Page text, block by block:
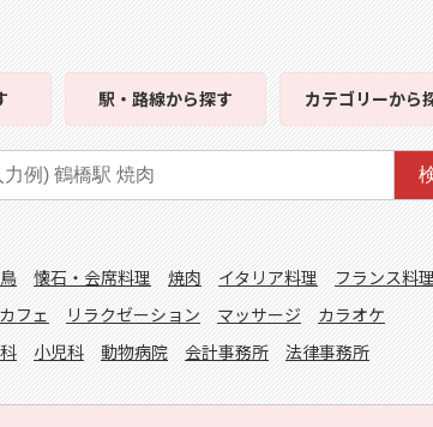
駅・路線から探す カテゴリーから
懐石・会席料理 焼肉 イタリア料理
フランス料理
フェ リラクゼーション マッサージ
カラオケ
小児科 動物病院 会計事務所 法律事務所